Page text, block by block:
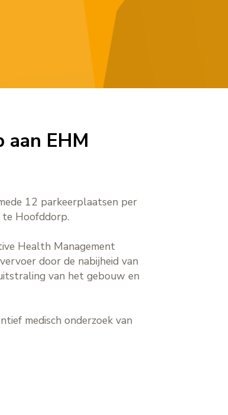
EHM
12 parkeerplaatsen per
te Hoofddorp.
Health Management
door de nabijheid van
van het gebouw en
medisch onderzoek van